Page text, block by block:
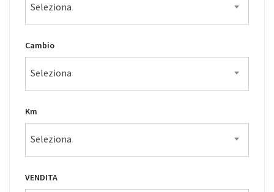
Seleziona
Cambio
Seleziona
Km
Seleziona
VENDITA